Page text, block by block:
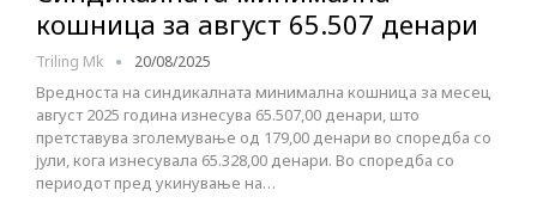
кошница за август 65.507 денари
Triling Mk 20/08/2025
Вредноста на синдикалната минимална кошница за месец
август 2025 година изнесува 65.507,00 денари, што
претставува зголемување од 179,00 денари во споредба со
јули, кога изнесувала 65.328,00 денари. Во споредба со
периодот пред укинување на…